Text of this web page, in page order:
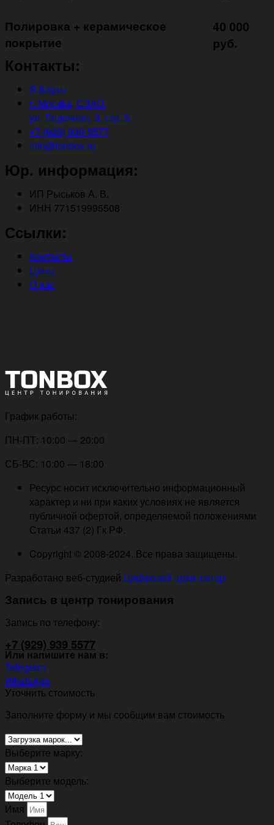
Полировка + керамическое
покрытие ㅤㅤㅤㅤㅤ
40 000
руб.
Контакты:
Я.Карты
г. Москва, СЗАО,
ул. Лодочная, 3, стр. 5
+7 (929) 939 5577
info@tonbox.ru
Юр. информация:
ИП Рыськов А. В.
ИНН 771519995508
Ссылки:
Контакты
Цены
О нас
График работы:
ПН-ПТ: 10:00 — 20:00
СБ-ВС: 10:00 — 18:00
Ресурс носит исключительно информационный
характер и ни при каких условиях не является
публичной офертой, определяемой положениями
Статьи 437 (2) Гк РФ.
Copyright © 2008-2024. Все права защищены.
Разработано веб-студией Цифровой архитектор
Запись в центр тонирования
Запись по телефону:
+7 (929) 939 5577
Или напишите нам в:
Telegram
WhatsApp
Уточнить стоимость
Заполните форму и мы сообщим вам стоимость
Выберите марку:
Выберите модель:
Имя